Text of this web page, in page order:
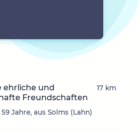
ehrliche und
Freundschaften
59 Jahre, aus Solms (Lahn)
17 km